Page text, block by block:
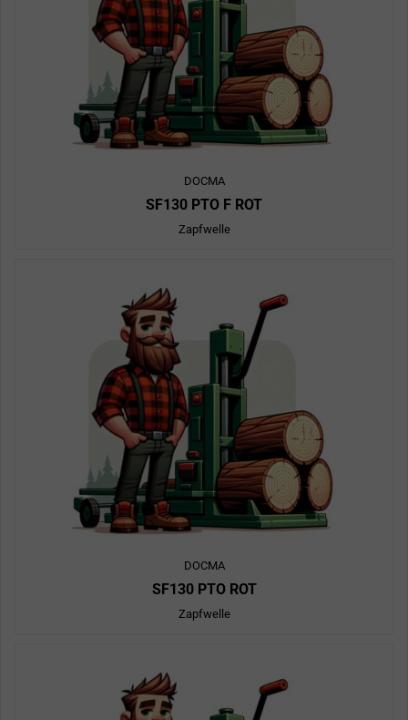
DOCMA
SF130 PTO F ROT
Zapfwelle
DOCMA
SF130 PTO ROT
Zapfwelle